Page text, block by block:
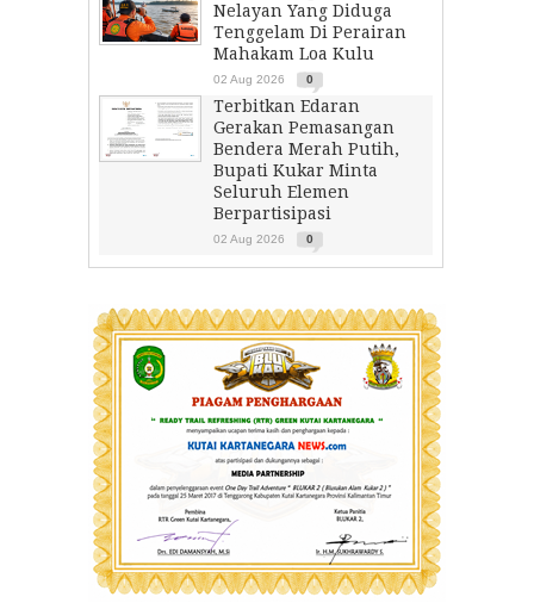
Nelayan Yang Diduga
Tenggelam Di Perairan
Mahakam Loa Kulu
02 Aug 2026 0
Terbitkan Edaran
Gerakan Pemasangan
Bendera Merah Putih,
Bupati Kukar Minta
Seluruh Elemen
Berpartisipasi
02 Aug 2026 0